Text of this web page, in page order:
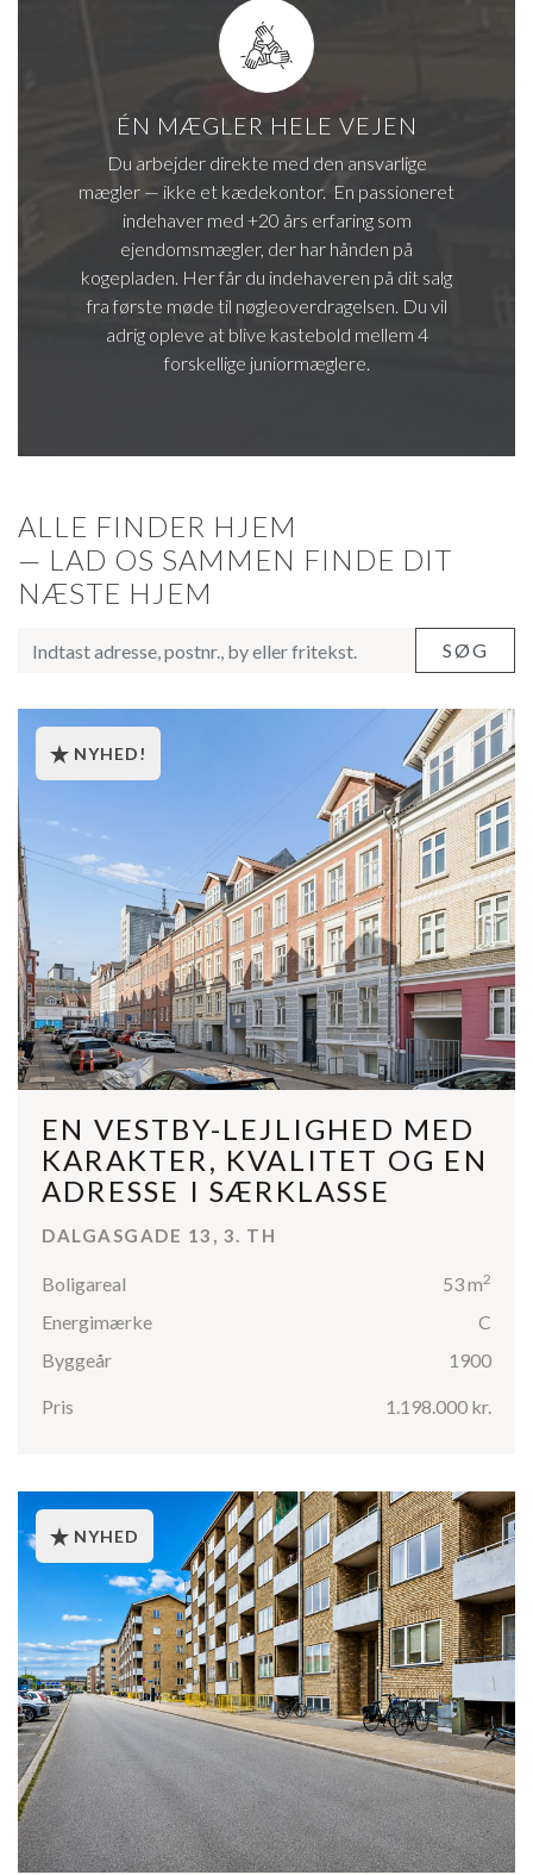
ÉN MÆGLER HELE VEJEN
Du arbejder direkte med den ansvarlige
mægler — ikke et kædekontor. En passioneret
indehaver med +20 års erfaring som
ejendomsmægler, der har hånden på
kogepladen. Her får du indehaveren på dit salg
fra første møde til nøgleoverdragelsen. Du vil
adrig opleve at blive kastebold mellem 4
forskellige juniormæglere.
ALLE FINDER HJEM
— LAD OS SAMMEN FINDE DIT
NÆSTE HJEM
NYHED!
EN VESTBY-LEJLIGHED MED
KARAKTER, KVALITET OG EN
ADRESSE I SÆRKLASSE
DALGASGADE 13, 3. TH
Boligareal 53 m2
Energimærke
C
Byggeår
1900
Pris 1.198.000 kr.
NYHED